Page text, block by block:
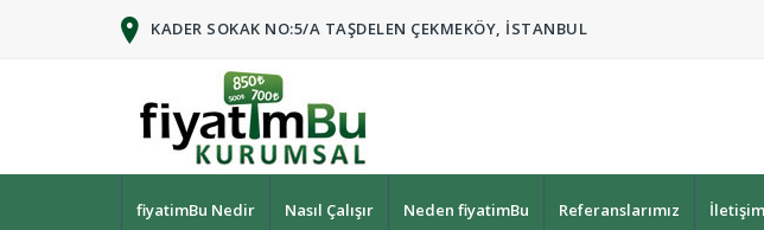
KADER SOKAK NO:5/A TAŞDELEN ÇEKMEKÖY, İSTANBUL
fiyatimBu Nedir Nasıl Çalışır Neden fiyatimBu Referanslarımız İletişim